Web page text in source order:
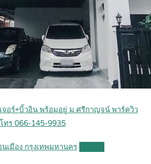
จอร์+บิ้วอิน พร้อมอยู่ ม.ศรีกาญจน์ พาร์ควิว
ทร 066-145-9935
เมือง กรุงเทพมหานคร